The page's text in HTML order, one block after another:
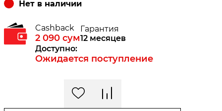
Нет в наличии
Cashback
2 090 сум
Гарантия
12 месяцев
Доступно:
Ожидается поступление